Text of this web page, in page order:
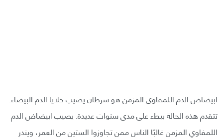
ابيضاض الدم اللمفاوي المزمن هو سرطان يصيب خلايا الدم البيضاء.
تتقدم هذه الحالة ببطء على مدى سنوات عديدة. يصيب ابيضاض الدم
اللمفاوي المزمن غالبًا الناس ممن تجاوزوا الستين من العمر، ويندر